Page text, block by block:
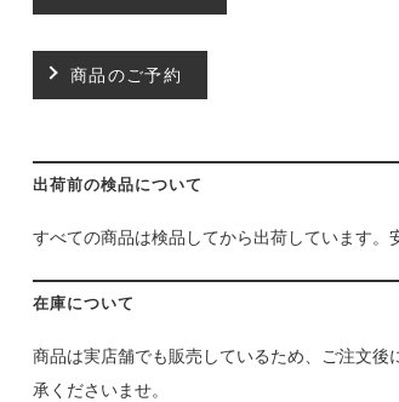
商品のご予約
出荷前の検品について
すべての商品は検品してから出荷しています。
在庫について
商品は実店舗でも販売しているため、ご注文
承くださいませ。